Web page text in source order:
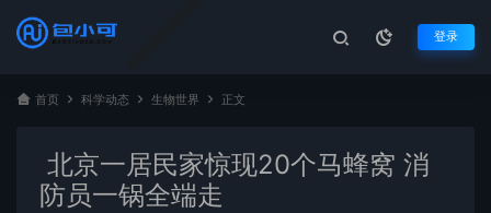
登录
首页 科学动态 生物世界 正文
北京一居民家惊现20个马蜂窝 消
防员一锅全端走